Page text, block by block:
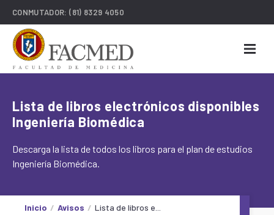
CONMUTADOR:(81) 8329 4050
Lista de libros electrónicos disponibles
Ingeniería Biomédica
Descarga la lista de todos los libros para el plan de estudios
Ingeniería Biomédica.
Inicio Avisos Lista de libros e...